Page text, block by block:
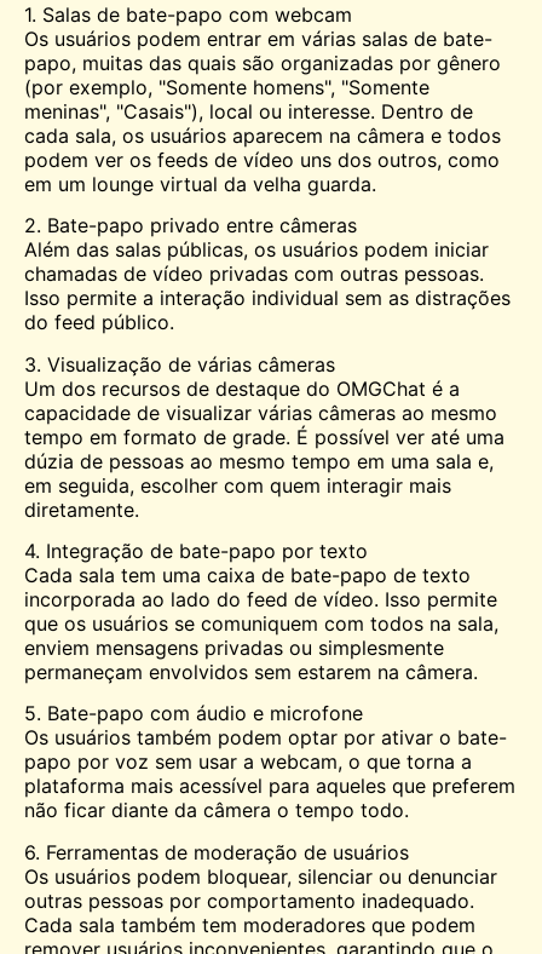
1. Salas de bate-papo com webcam
Os usuários podem entrar em várias salas de bate-
papo, muitas das quais são organizadas por gênero
(por exemplo, "Somente homens", "Somente
meninas", "Casais"), local ou interesse. Dentro de
cada sala, os usuários aparecem na câmera e todos
podem ver os feeds de vídeo uns dos outros, como
em um lounge virtual da velha guarda.
2. Bate-papo privado entre câmeras
Além das salas públicas, os usuários podem iniciar
chamadas de vídeo privadas com outras pessoas.
Isso permite a interação individual sem as distrações
do feed público.
3. Visualização de várias câmeras
Um dos recursos de destaque do OMGChat é a
capacidade de visualizar várias câmeras ao mesmo
tempo em formato de grade. É possível ver até uma
dúzia de pessoas ao mesmo tempo em uma sala e,
em seguida, escolher com quem interagir mais
diretamente.
4. Integração de bate-papo por texto
Cada sala tem uma caixa de bate-papo de texto
incorporada ao lado do feed de vídeo. Isso permite
que os usuários se comuniquem com todos na sala,
enviem mensagens privadas ou simplesmente
permaneçam envolvidos sem estarem na câmera.
5. Bate-papo com áudio e microfone
Os usuários também podem optar por ativar o bate-
papo por voz sem usar a webcam, o que torna a
plataforma mais acessível para aqueles que preferem
não ficar diante da câmera o tempo todo.
6. Ferramentas de moderação de usuários
Os usuários podem bloquear, silenciar ou denunciar
outras pessoas por comportamento inadequado.
Cada sala também tem moderadores que podem
remover usuários inconvenientes, garantindo que o